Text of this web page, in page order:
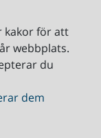
kakor för att
webbplats.
du
dem